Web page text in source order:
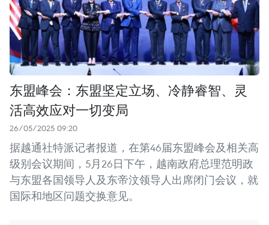
东盟峰会：东盟坚定立场、冷静睿智、灵
活高效应对一切变局
26/05/2025 09:20
据越通社特派记者报道，在第46届东盟峰会及相关高
级别会议期间，5月26日下午，越南政府总理范明政
与东盟各国领导人及东帝汶领导人出席闭门会议，就
国际和地区问题交换意见。